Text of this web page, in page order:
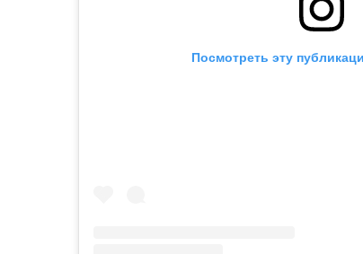
Посмотреть эту